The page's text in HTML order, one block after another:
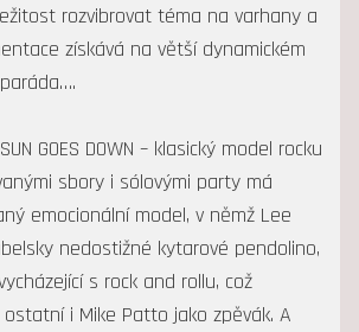
rozvibrovat téma na varhany a
získává na větší dynamickém
SUN GOES DOWN – klasický model rocku
sbory i sólovými party má
emocionální model, v němž Lee
nedostižné kytarové pendolino,
s rock and rollu, což
i Mike Patto jako zpěvák. A